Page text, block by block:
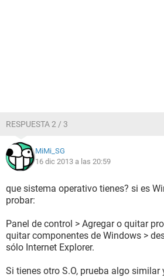
RESPUESTA 2 / 3
MiMi_SG
16 dic 2013 a las 20:59
que sistema operativo tienes? si es
probar:
Panel de control > Agregar o quitar
quitar componentes de Windows >
sólo Internet Explorer.
Si tienes otro S.O, prueba algo similar